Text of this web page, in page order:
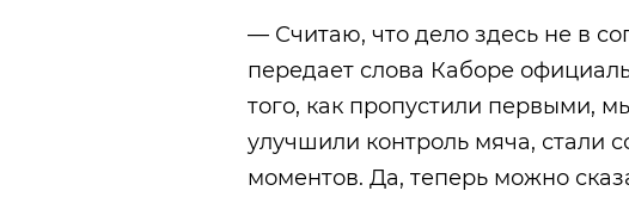
— Считаю, что дело здесь не в
передает слова Каборе
того, как пропустили первыми,
улучшили контроль мяча, стали
моментов. Да, теперь можно